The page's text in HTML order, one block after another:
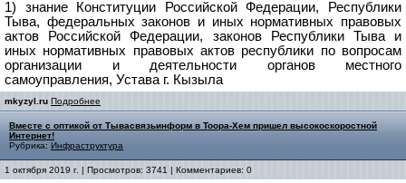
1) знание Конституции Российской Федерации, Республики
Тыва, федеральных законов и иных нормативных правовых
актов Российской Федерации, законов Республики Тыва и
иных нормативных правовых актов республики по вопросам
организации и деятельности органов местного
самоуправления, Устава г. Кызыла
mkyzyl.ru Подробнее
Вместе с оптикой от Тывасвязьинформ в Тоора-Хем пришел высокоскоростной
Интернет!
Рубрика: Инфраструктура
1 октября 2019 г. | Просмотров: 3741 | Комментариев: 0